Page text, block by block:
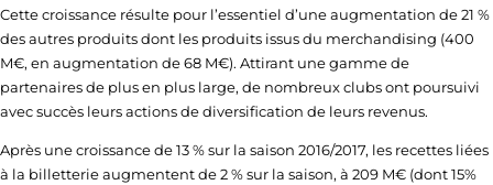
Cette croissance résulte pour l’essentiel d’une augmentation de 21 %
des autres produits dont les produits issus du merchandising (400
M€, en augmentation de 68 M€). Attirant une gamme de
partenaires de plus en plus large, de nombreux clubs ont poursuivi
avec succès leurs actions de diversification de leurs revenus.
Après une croissance de 13 % sur la saison 2016/2017, les recettes liées
à la billetterie augmentent de 2 % sur la saison, à 209 M€ (dont 15%